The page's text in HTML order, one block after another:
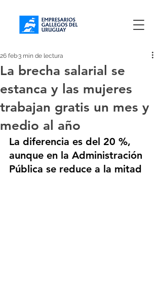
La brecha salarial se
estanca y las mujeres
trabajan gratis un mes y
medio al año
26 feb3 min de lectura
La diferencia es del 20 %,
aunque en la Administración
Pública se reduce a la mitad